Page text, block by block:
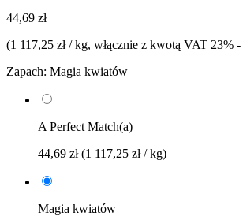
44,69 zł
(1 117,25 zł / kg, włącznie z kwotą VAT 23% -
Zapach: Magia kwiatów
A Perfect Match(a)
44,69 zł(1 117,25 zł / kg)
Magia kwiatów